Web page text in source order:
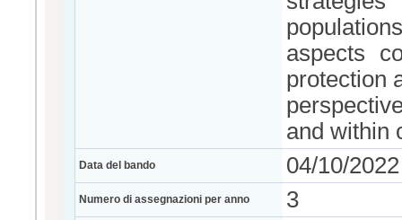
aspects
protection
and within
Data del bando 04/10/2022
Numero di assegnazioni per anno 3